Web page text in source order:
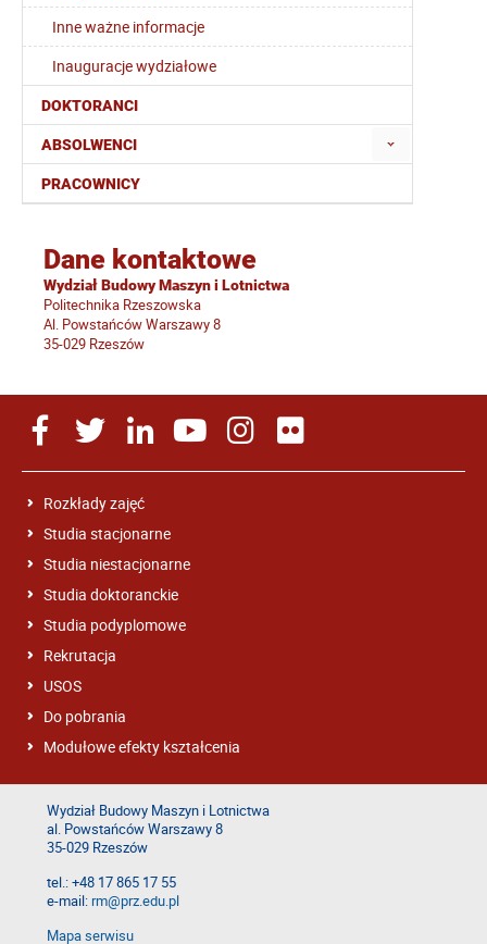
Inne ważne informacje
Inauguracje wydziałowe
DOKTORANCI
ABSOLWENCI
PRACOWNICY
Dane kontaktowe
Wydział Budowy Maszyn i Lotnictwa
Politechnika Rzeszowska
Al. Powstańców Warszawy 8
35-029 Rzeszów
Rozkłady zajęć
Studia stacjonarne
Studia niestacjonarne
Studia doktoranckie
Studia podyplomowe
Rekrutacja
USOS
Do pobrania
Modułowe efekty kształcenia
Wydział Budowy Maszyn i Lotnictwa
al. Powstańców Warszawy 8
35-029 Rzeszów
tel.: +48 17 865 17 55
e-mail:rm@prz.edu.pl
Mapa serwisu